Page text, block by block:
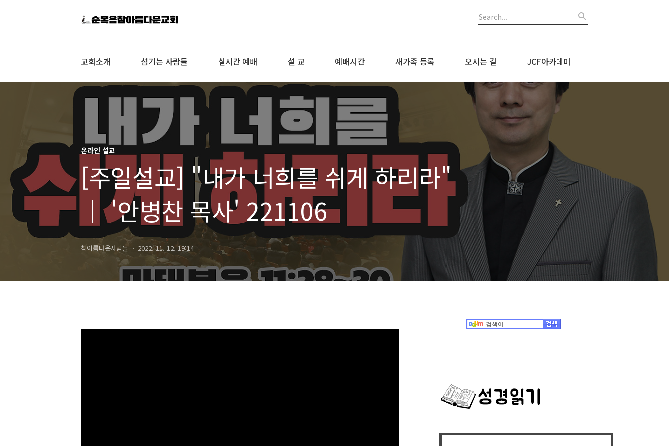
교회소개 섬기는 사람들 실시간 예배 설 교 예배시간 새가족 등록 오시는 길 JCF아카데미
온라인 설교
[주일설교] "내가 너희를 쉬게 하리라"
｜ '안병찬 목사' 221106
참아름다운사람들 2022. 11. 12. 19:14